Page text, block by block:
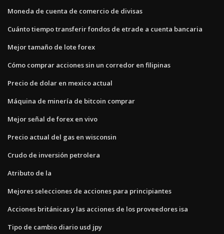
Moneda de cuenta de comercio de divisas
Cuánto tiempo transferir fondos de etrade a cuenta bancaria
Mejor tamaño de lote forex
Cómo comprar acciones sin un corredor en filipinas
Precio de dolar en mexico actual
Máquina de minería de bitcoin comprar
Mejor señal de forex en vivo
Precio actual del gas en wisconsin
Crudo de inversión petrolera
Atributo de la
Mejores selecciones de acciones para principiantes
Acciones británicas y las acciones de los proveedores isa
Tipo de cambio diario usd jpy